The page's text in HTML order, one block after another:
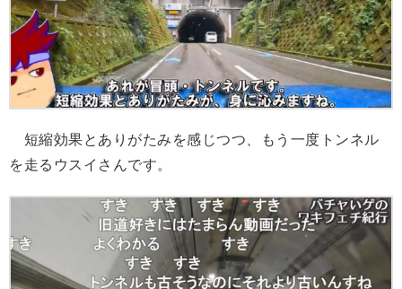
短縮効果とありがたみを感じつつ、もう一度トンネル
を走るウスイさんです。